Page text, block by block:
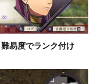
易度でランク付け